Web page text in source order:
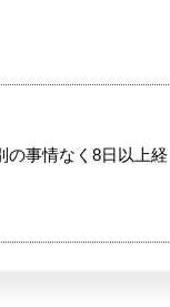
の事情なく8日以上経